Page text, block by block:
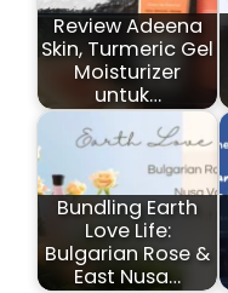
Review Adeena
Skin, Turmeric Gel
Moisturizer
untuk…
Bundling Earth
Love Life:
Bulgarian Rose &
East Nusa…